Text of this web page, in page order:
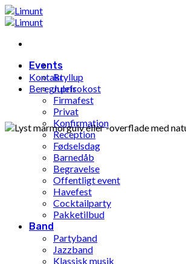
Gå
til
Events
Bryllup
Julefrokost
Firmafest
Privat
Konfirmation
Reception
Fødselsdag
Barnedåb
Begravelse
Offentligt event
Havefest
Cocktailparty
Pakketilbud
Band
Partyband
Jazzband
Klassisk musik
Kontakt
Beregn pris